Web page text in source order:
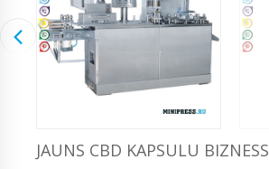
JAUNS CBD KAPSULU BIZNESS